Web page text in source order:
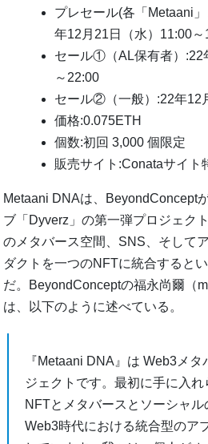
プレセール(各「Metaani
年12月21日（水）11:00
セール①（AL保有者）:22
～22:00
セール②（一般）:22年12
価格:0.075ETH
個数:初回 3,000 個限定
販売サイト:Conataサイト
Metaani DNAは、BeyondConcept
ブ「Dyverz」の第一弾プロジェク
のメタバース空間、SNS、そして
ダクトを一つのNFTに統合すると
だ。BeyondConceptの福永尚爾（
は、以下のように述べている。
『Metaani DNA』は Web3メ
ジェクトです。最初に手に入れ
NFTとメタバースとソーシャ
Web3時代における統合型のア